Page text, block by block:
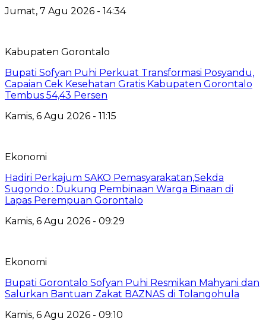
Jumat, 7 Agu 2026 - 14:34
Kabupaten Gorontalo
Bupati Sofyan Puhi Perkuat Transformasi Posyandu,
Capaian Cek Kesehatan Gratis Kabupaten Gorontalo
Tembus 54,43 Persen
Kamis, 6 Agu 2026 - 11:15
Ekonomi
Hadiri Perkajum SAKO Pemasyarakatan,Sekda
Sugondo : Dukung Pembinaan Warga Binaan di
Lapas Perempuan Gorontalo
Kamis, 6 Agu 2026 - 09:29
Ekonomi
Bupati Gorontalo Sofyan Puhi Resmikan Mahyani dan
Salurkan Bantuan Zakat BAZNAS di Tolangohula
Kamis, 6 Agu 2026 - 09:10